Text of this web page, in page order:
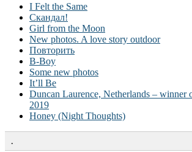
I Felt the Same
Скандал!
Girl from the Moon
New photos. A love story outdoor
Повторить
B-Boy
Some new photos
It’ll Be
Duncan Laurence, Netherlands – winner
2019
Honey (Night Thoughts)
.